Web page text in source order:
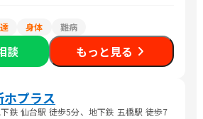
身体 難病
談 もっと見る
プラス
鉄 仙台駅 徒歩5分、地下鉄 五橋駅 徒歩7